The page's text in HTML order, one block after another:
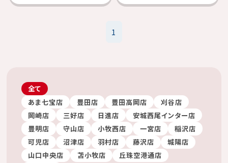
1
全て
あま七宝店
豊田店 豊田高岡店
刈谷店
岡崎店
三好店 日進店
安城西尾インター店
豊明店
守山店 小牧西店 一宮店
稲沢店
可児店
沼津店 羽村店 藤沢店
城陽店
山口中央店
苫小牧店
丘珠空港通店